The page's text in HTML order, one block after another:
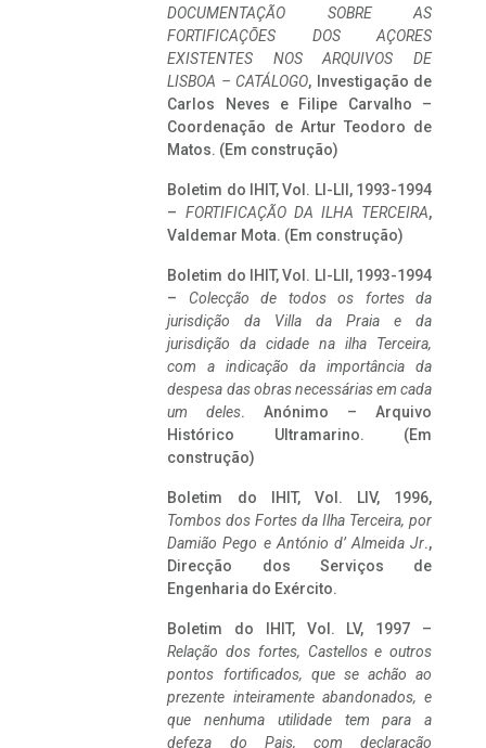
DOCUMENTAÇÃO SOBRE AS
FORTIFICAÇÕES DOS AÇORES
EXISTENTES NOS ARQUIVOS DE
LISBOA – CATÁLOGO, Investigação de
Carlos Neves e Filipe Carvalho –
Coordenação de Artur Teodoro de
Matos. (Em construção)
Boletim do IHIT, Vol. LI-LII, 1993-1994
– FORTIFICAÇÃO DA ILHA TERCEIRA,
Valdemar Mota. (Em construção)
Boletim do IHIT, Vol. LI-LII, 1993-1994
– Colecção de todos os fortes da
jurisdição da Villa da Praia e da
jurisdição da cidade na ilha Terceira,
com a indicação da importância da
despesa das obras necessárias em cada
um deles. Anónimo – Arquivo
Histórico Ultramarino. (Em
construção)
Boletim do IHIT, Vol. LIV, 1996,
Tombos dos Fortes da Ilha Terceira, por
Damião Pego e António d’ Almeida Jr.,
Direcção dos Serviços de
Engenharia do Exército.
Boletim do IHIT, Vol. LV, 1997 –
Relação dos fortes, Castellos e outros
pontos fortificados, que se achão ao
prezente inteiramente abandonados, e
que nenhuma utilidade tem para a
defeza do Pais, com declaração